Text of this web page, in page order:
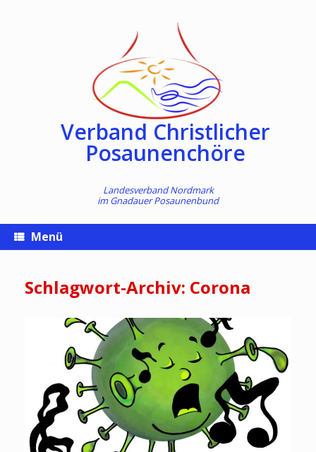
Verband Christlicher
Posaunenchöre
Landesverband Nordmark
imGnadauer Posaunenbund
Menü
Schlagwort-Archiv: Corona